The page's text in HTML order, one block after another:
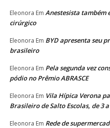
Eleonora Em Anestesista também
cirúrgico
Eleonora Em BYD apresenta seu
brasileiro
Eleonora Em Pela segunda vez
pódio no Prêmio ABRASCE
Eleonora Em Vila Hípica Verona
Brasileiro de Salto Escolas, de 3
Eleonora Em Rede de